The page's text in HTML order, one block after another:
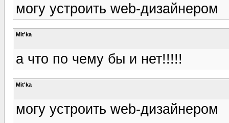
могу устроить web-дизайнером
Mit'ka
а что по чему бы и нет!!!!!
Mit'ka
могу устроить web-дизайнером